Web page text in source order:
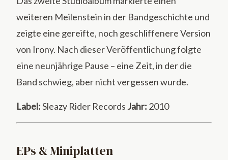
weiteren Meilenstein in der Bandgeschichte und
zeigte eine gereifte, noch geschliffenere Version
von Irony. Nach dieser Veröffentlichung folgte
eine neunjährige Pause – eine Zeit, in der die
Band schwieg, aber nicht vergessen wurde.
Label:Sleazy Rider Records Jahr: 2010
EPs & Miniplatten